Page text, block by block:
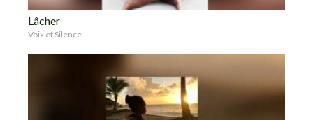
Lâcher
Voix et Silence